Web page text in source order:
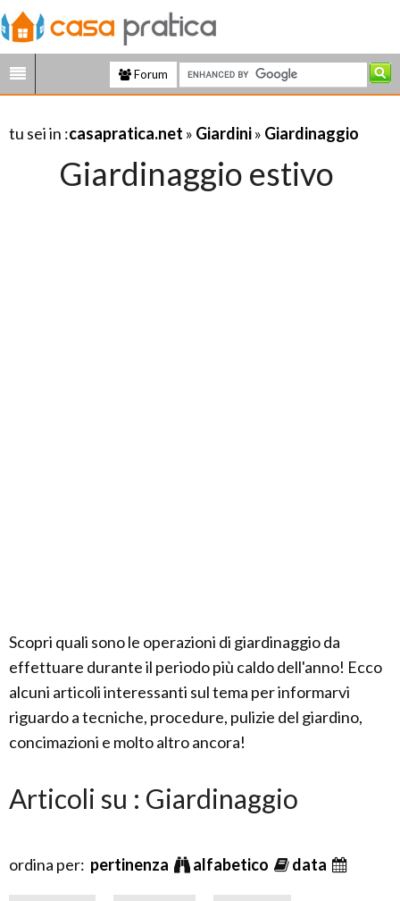
Forum
tu sei in :casapratica.net » Giardini» Giardinaggio
Giardinaggio estivo
Scopri quali sono le operazioni di giardinaggio da
effettuare durante il periodo più caldo dell'anno! Ecco
alcuni articoli interessanti sul tema per informarvi
riguardo a tecniche, procedure, pulizie del giardino,
concimazioni e molto altro ancora!
Articoli su : Giardinaggio
ordina per: pertinenza alfabetico data